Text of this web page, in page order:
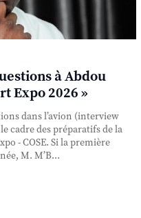
à Abdou
Expo 2026 »
dans l’avion (interview
cadre des préparatifs de la
- COSE. Si la première
M. M’B...